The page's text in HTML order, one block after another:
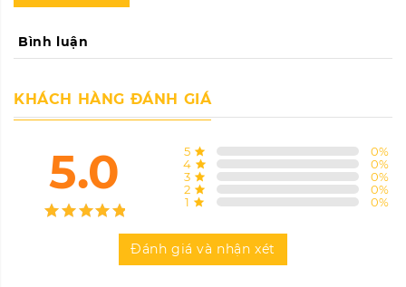
Bình luận
KHÁCH HÀNG ĐÁNH GIÁ
5.0 5 0%
4
0%
3
0%
2
0%
1
0%
Đánh giá và nhận xét